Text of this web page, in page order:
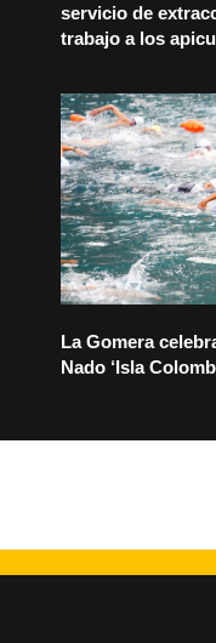
servicio de
trabajo a los
La Gomera
Nado ‘Isla